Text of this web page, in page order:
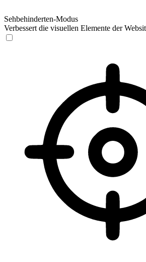
Sehbehinderten-Modus
Verbessert die visuellen Elemente der